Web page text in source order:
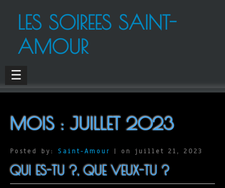
LES SOIREES SAINT-
AMOUR
☰
MOIS :JUILLET 2023
Posted by: Saint-Amour | on juillet 21, 2023
QUI ES-TU ?, QUE VEUX-TU ?